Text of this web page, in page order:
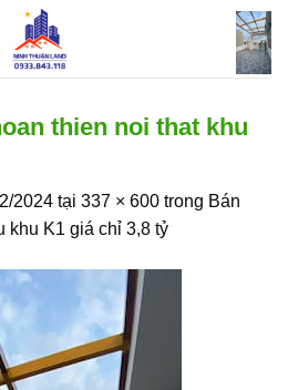
thien noi that khu
2024 tại 337 × 600 trong Bán
khu K1 giá chỉ 3,8 tỷ